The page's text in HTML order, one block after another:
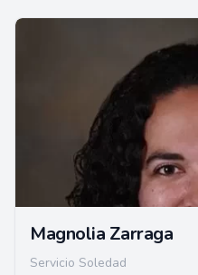
Magnolia Zarraga
Servicio Soledad